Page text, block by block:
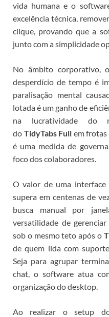
vida humana e o
excelência técnica,
clique, provando que a
junto com a simplicidade
No âmbito corporativo,
desperdício de tempo é
paralisação mental
lotada é um ganho de
na lucratividade do
do TidyTabs Full em
é uma medida de
foco dos colaboradores.
O valor de uma interface
supera em centenas de
busca manual por
versatilidade de
sob o mesmo teto após o
de quem lida com
Seja para agrupar
chat, o software atua
organização do desktop.
Ao realizar o setup